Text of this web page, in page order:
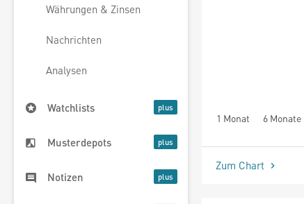
Währungen & Zinsen
Nachrichten
Analysen
Watchlists
Musterdepots
Notizen
1 Monat 6 Monate
Zum Chart